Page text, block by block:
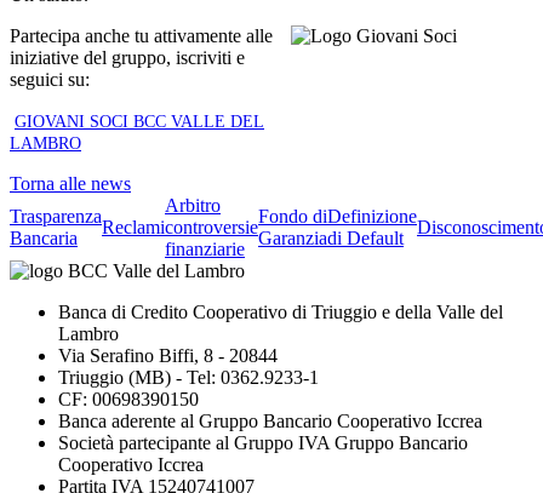
Partecipa anche tu attivamente alle
iniziative del gruppo, iscriviti e
seguici su:
GIOVANI SOCI BCC VALLE DEL
LAMBRO
Torna alle news
Trasparenza
Bancaria
Reclami
Arbitro
controversie
finanziarie
Fondo di
Garanzia
Definizione
di Default
Banca di Credito Cooperativo di Triuggio e della Valle del
Lambro
Via Serafino Biffi, 8 - 20844
Triuggio (MB) - Tel: 0362.9233-1
CF: 00698390150
Banca aderente al Gruppo Bancario Cooperativo Iccrea
Società partecipante al Gruppo IVA Gruppo Bancario
Cooperativo Iccrea
Partita IVA 15240741007